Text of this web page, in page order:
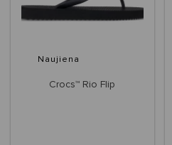
Naujiena
Crocs™ Rio Flip